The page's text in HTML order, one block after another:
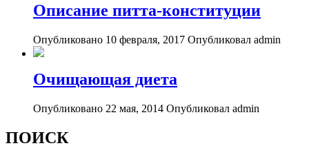
Описание питта-конституции
Опубликовано 10 февраля, 2017 Опубликовал admin
Очищающая диета
Опубликовано 22 мая, 2014 Опубликовал admin
ПОИСК